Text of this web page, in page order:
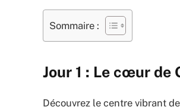
Sommaire :
Jour 1 : Le cœur de
Découvrez le centre vibrant